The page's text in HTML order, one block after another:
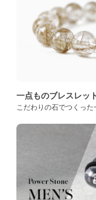
一点ものブレスレット
こだわりの石でつくっ